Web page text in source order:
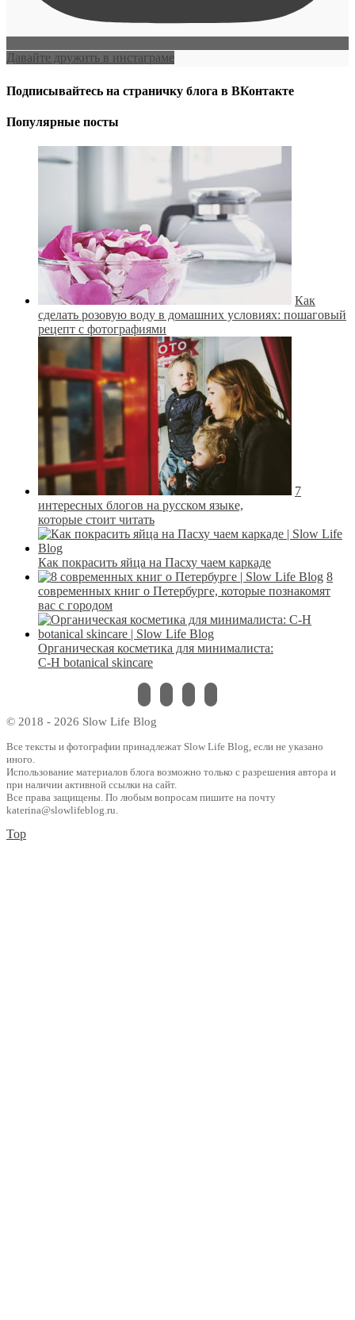
Давайте дружить в инстаграме
Подписывайтесь на страничку блога в ВКонтакте
Популярные посты
Как
сделать розовую воду в домашних условиях: пошаговый
рецепт с фотографиями
7
интересных блогов на русском языке,
которые стоит читать
Как покрасить яйца на Пасху чаем каркаде
8
современных книг о Петербурге, которые познакомят
вас с городом
Органическая косметика для минималиста:
C-H botanical skincare
instagramvkontakte
pinterestbloglovin
© 2018 - 2026 Slow Life Blog
Все тексты и фотографии принадлежат Slow Life Blog, если не указано
иного.
Использование материалов блога возможно только с разрешения автора и
при наличии активной ссылки на сайт.
Все права защищены. По любым вопросам пишите на почту
katerina@slowlifeblog.ru.
Top